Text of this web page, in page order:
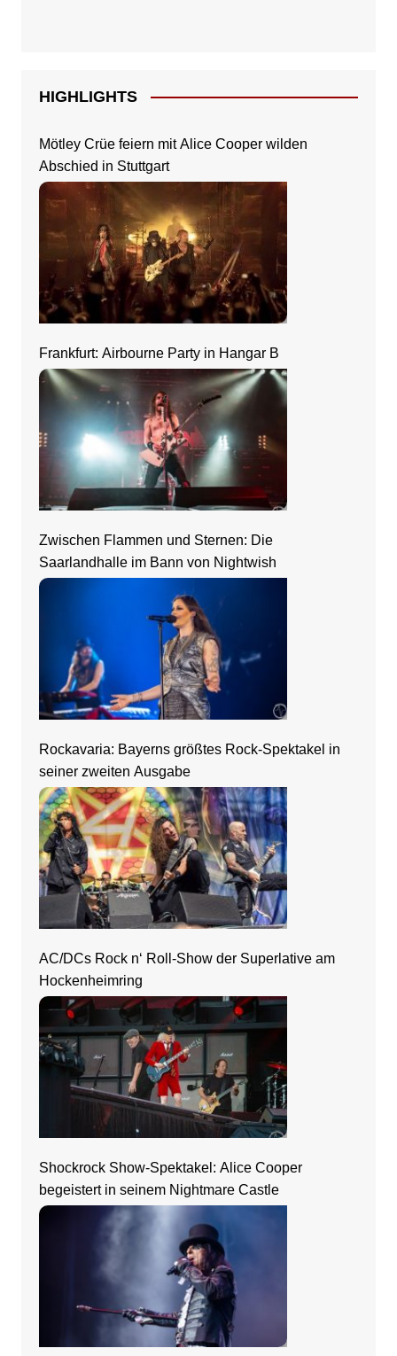
HIGHLIGHTS
Mötley Crüe feiern mit Alice Cooper wilden
Abschied in Stuttgart
Frankfurt: Airbourne Party in Hangar B
Zwischen Flammen und Sternen: Die
Saarlandhalle im Bann von Nightwish
Rockavaria: Bayerns größtes Rock-Spektakel in
seiner zweiten Ausgabe
AC/DCs Rock n‘ Roll-Show der Superlative am
Hockenheimring
Shockrock Show-Spektakel: Alice Cooper
begeistert in seinem Nightmare Castle